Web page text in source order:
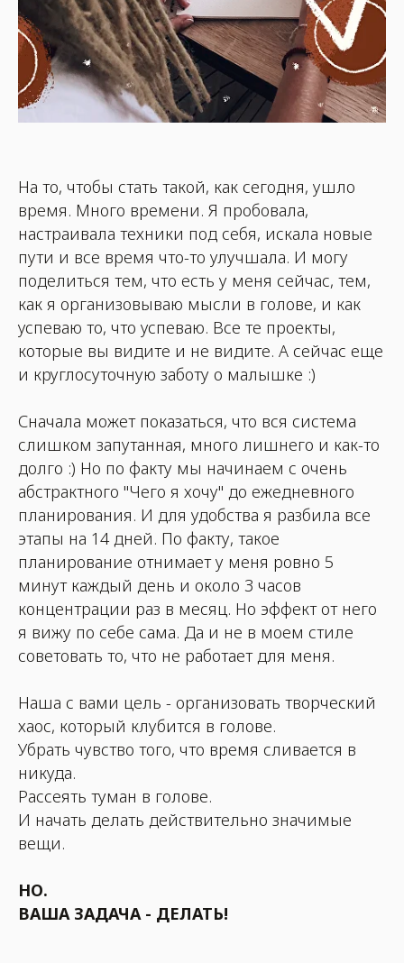
На то, чтобы стать такой, как сегодня, ушло
время. Много времени. Я пробовала,
настраивала техники под себя, искала новые
пути и все время что-то улучшала. И могу
поделиться тем, что есть у меня сейчас, тем,
как я организовываю мысли в голове, и как
успеваю то, что успеваю. Все те проекты,
которые вы видите и не видите. А сейчас еще
и круглосуточную заботу о малышке :)
Сначала может показаться, что вся система
слишком запутанная, много лишнего и как-то
долго :) Но по факту мы начинаем с очень
абстрактного "Чего я хочу" до ежедневного
планирования. И для удобства я разбила все
этапы на 14 дней. По факту, такое
планирование отнимает у меня ровно 5
минут каждый день и около 3 часов
концентрации раз в месяц. Но эффект от него
я вижу по себе сама. Да и не в моем стиле
советовать то, что не работает для меня.
Наша с вами цель - организовать творческий
хаос, который клубится в голове.
Убрать чувство того, что время сливается в
никуда.
Рассеять туман в голове.
И начать делать действительно значимые
вещи.
НО.
ВАША ЗАДАЧА - ДЕЛАТЬ!